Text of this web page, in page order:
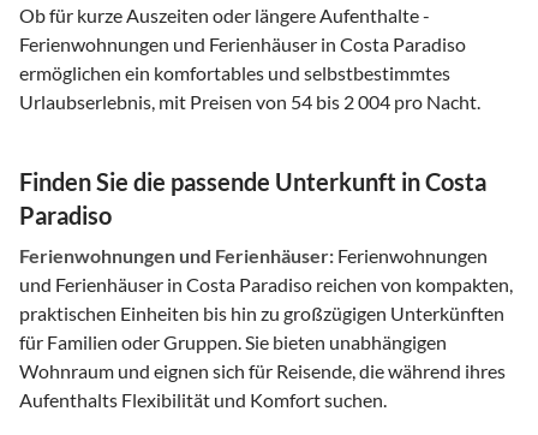
Ob für kurze Auszeiten oder längere Aufenthalte -
Ferienwohnungen und Ferienhäuser in Costa Paradiso
ermöglichen ein komfortables und selbstbestimmtes
Urlaubserlebnis, mit Preisen von 54 bis 2 004 pro Nacht.
Finden Sie die passende Unterkunft in Costa
Paradiso
Ferienwohnungen und Ferienhäuser: Ferienwohnungen
und Ferienhäuser in Costa Paradiso reichen von kompakten,
praktischen Einheiten bis hin zu großzügigen Unterkünften
für Familien oder Gruppen. Sie bieten unabhängigen
Wohnraum und eignen sich für Reisende, die während ihres
Aufenthalts Flexibilität und Komfort suchen.